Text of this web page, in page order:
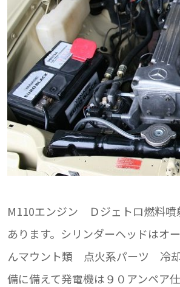
M110エンジン Ｄジェトロ燃料噴
あります。シリンダーヘッドはオ
んマウント類 点火系パーツ 冷却
備に備えて発電機は９０アンペア